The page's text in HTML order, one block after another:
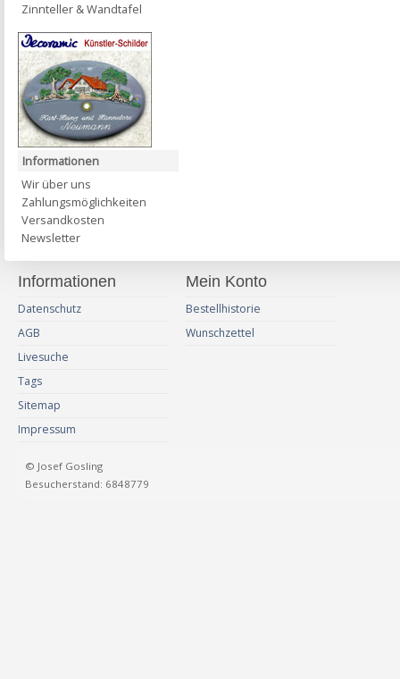
Zinnteller & Wandtafel
Informationen
Wir über uns
Zahlungsmöglichkeiten
Versandkosten
Newsletter
Informationen
Datenschutz
AGB
Livesuche
Tags
Sitemap
Impressum
Mein Konto
Bestellhistorie
Wunschzettel
© Josef Gosling
Besucherstand: 6848779